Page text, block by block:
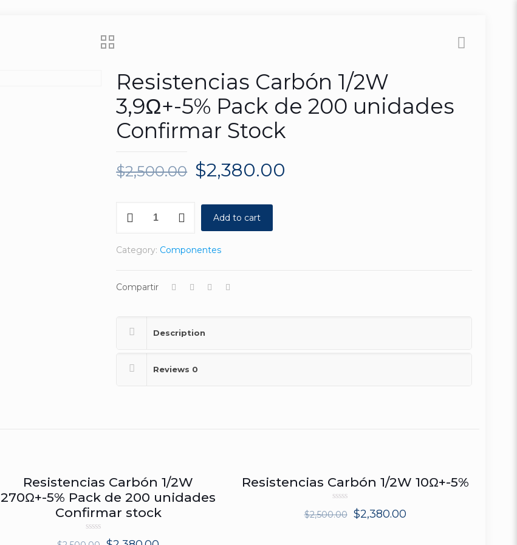
Resistencias Carbón 1/2W
3,9Ω+-5% Pack de 200 unidades
Confirmar Stock
$2,500.00 $2,380.00
Carbón
3,9Ω+-5%
de
unidades
Confirmar
Add to cart
Category: Componentes
Compartir
Description
Reviews 0
ON SALEResistencias Carbón 1/2W
270Ω+-5% Pack de 200 unidades
Confirmar stock
ON SALE
Resistencias Carbón 1/2W 10Ω+-5%
0
$2,500.00 $2,380.00